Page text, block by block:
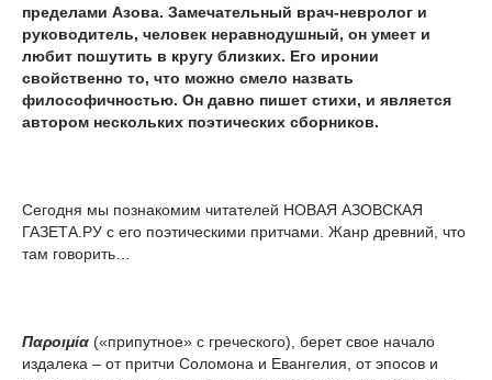
пределами Азова. Замечательный врач-невролог и
руководитель, человек неравнодушный, он умеет и
любит пошутить в кругу близких. Его иронии
свойственно то, что можно смело назвать
философичностью. Он давно пишет стихи, и является
автором нескольких поэтических сборников.
Сегодня мы познакомим читателей НОВАЯ АЗОВСКАЯ
ГАЗЕТА.РУ с его поэтическими притчами. Жанр древний, что
там говорить…
Παροιμία («припутное» с греческого), берет свое начало
издалека – от притчи Соломона и Евангелия, от эпосов и